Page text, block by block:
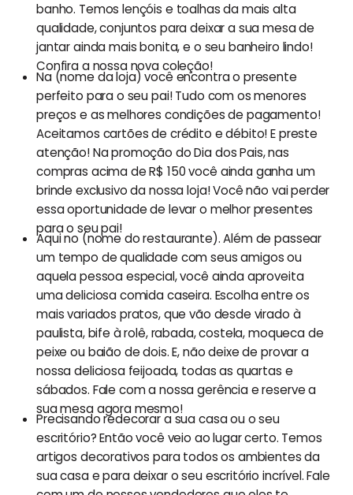
banho. Temos lençóis e toalhas da mais alta
qualidade, conjuntos para deixar a sua mesa de
jantar ainda mais bonita, e o seu banheiro lindo!
Confira a nossa nova coleção!
Na (nome da loja) você encontra o presente
perfeito para o seu pai! Tudo com os menores
preços e as melhores condições de pagamento!
Aceitamos cartões de crédito e débito! E preste
atenção! Na promoção do Dia dos Pais, nas
compras acima de R$ 150 você ainda ganha um
brinde exclusivo da nossa loja! Você não vai perder
essa oportunidade de levar o melhor presentes
para o seu pai!
Aqui no (nome do restaurante). Além de passear
um tempo de qualidade com seus amigos ou
aquela pessoa especial, você ainda aproveita
uma deliciosa comida caseira. Escolha entre os
mais variados pratos, que vão desde virado à
paulista, bife à rolê, rabada, costela, moqueca de
peixe ou baião de dois. E, não deixe de provar a
nossa deliciosa feijoada, todas as quartas e
sábados. Fale com a nossa gerência e reserve a
sua mesa agora mesmo!
Precisando redecorar a sua casa ou o seu
escritório? Então você veio ao lugar certo. Temos
artigos decorativos para todos os ambientes da
sua casa e para deixar o seu escritório incrível. Fale